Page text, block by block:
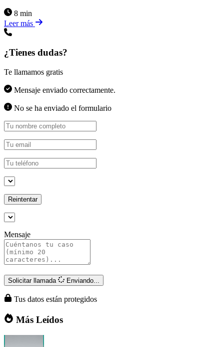
8 min
Leer más
¿Tienes dudas?
Te llamamos gratis
Mensaje enviado correctamente.
No se ha enviado el formulario
Reintentar
Mensaje
Solicitar llamada Enviando...
Tus datos están protegidos
Más Leídos